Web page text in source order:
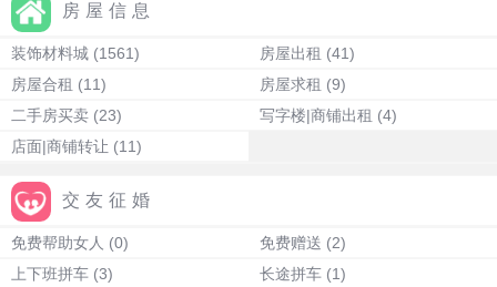
房屋信息
装饰材料城 (1561) 房屋出租 (41)
房屋合租 (11) 房屋求租 (9)
二手房买卖 (23) 写字楼|商铺出租 (4)
店面|商铺转让 (11)
交友征婚
免费帮助女人 (0) 免费赠送 (2)
上下班拼车 (3) 长途拼车 (1)